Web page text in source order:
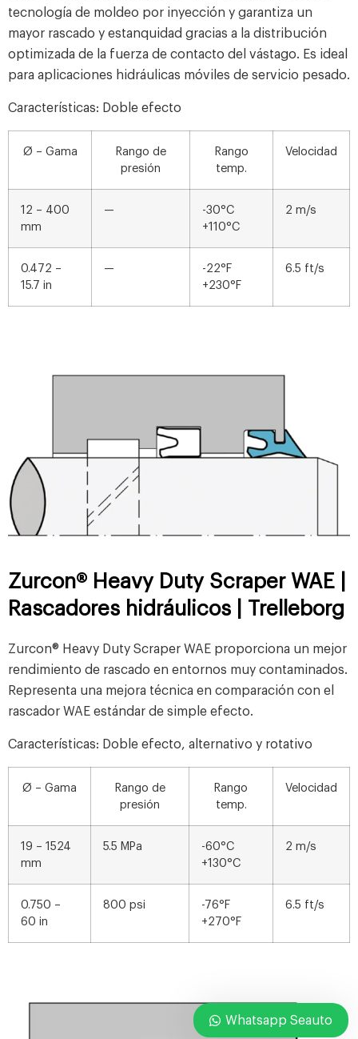
tecnología de moldeo por inyección y garantiza un
mayor rascado y estanquidad gracias a la distribución
optimizada de la fuerza de contacto del vástago. Es ideal
para aplicaciones hidráulicas móviles de servicio pesado.
Características: Doble efecto
Ø – Gama
Rango de
presión
Rango
temp.
Velocidad
12 – 400
mm
—
-30°C
+110°C
2 m/s
0.472 –
15.7 in
—
-22°F
+230°F
6.5 ft/s
Zurcon® Heavy Duty Scraper WAE |
Rascadores hidráulicos | Trelleborg
Zurcon® Heavy Duty Scraper WAE proporciona un mejor
rendimiento de rascado en entornos muy contaminados.
Representa una mejora técnica en comparación con el
rascador WAE estándar de simple efecto.
Características: Doble efecto, alternativo y rotativo
Ø – Gama
Rango de
presión
Rango
temp.
Velocidad
19 – 1524
mm
5.5 MPa
-60°C
+130°C
2 m/s
0.750 –
60 in
800 psi
-76°F
+270°F
6.5 ft/s
Whatsapp Seauto